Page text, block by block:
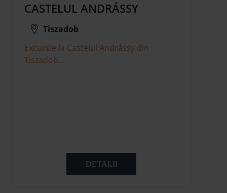
CASTELUL ANDRÁSSY
Tiszadob
Excursie la Castelul Andrássy din
Tiszadob...
DETALII